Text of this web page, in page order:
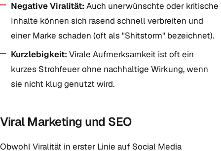
Negative Viralität: Auch unerwünschte oder kritische
Inhalte können sich rasend schnell verbreiten und
einer Marke schaden (oft als "Shitstorm" bezeichnet).
Kurzlebigkeit: Virale Aufmerksamkeit ist oft ein
kurzes Strohfeuer ohne nachhaltige Wirkung, wenn
sie nicht klug genutzt wird.
Viral Marketing und SEO
Obwohl Viralität in erster Linie auf Social Media